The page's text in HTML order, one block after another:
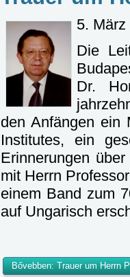
5. März
Die
Dr.
den Anfängen ein
Institutes, ein
Erinnerungen
mit Herrn
einem Band zum
auf Ungarisch
Bővebben: Trauer um Herrn